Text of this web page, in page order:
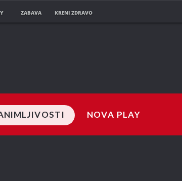
ZABAVA KRENI ZDRAVO
NOVA PLAY